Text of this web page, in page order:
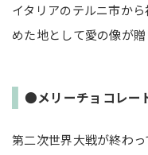
イタリアのテルニ市か
めた地として愛の像が贈
●メリーチョコレー
第二次世界大戦が終わ